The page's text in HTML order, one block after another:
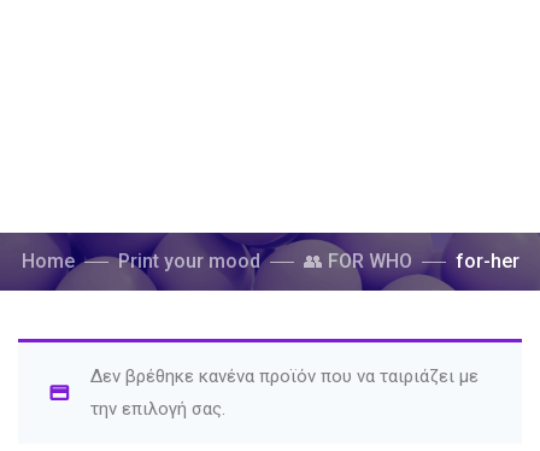
Home Print your mood 👥 FOR WHO for-her
Δεν βρέθηκε κανένα προϊόν που να ταιριάζει με
την επιλογή σας.